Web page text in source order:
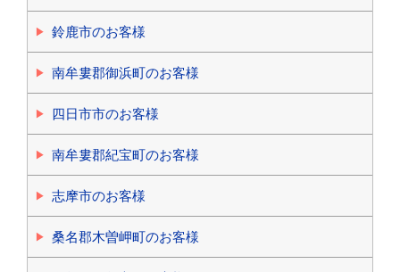
鈴鹿市のお客様
南牟婁郡御浜町のお客様
四日市市のお客様
南牟婁郡紀宝町のお客様
志摩市のお客様
桑名郡木曽岬町のお客様